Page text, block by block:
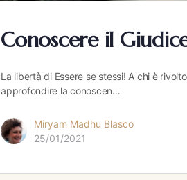
Conoscere il
La libertà di Essere se stessi! A chi è
approfondire la conoscen…
Miryam Madhu Blasco
25/01/2021